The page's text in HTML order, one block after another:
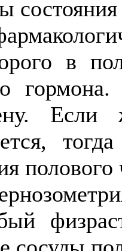
в
Если
полового